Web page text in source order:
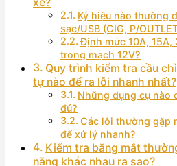
xe?
Ký hiệu nào thường
sạc/USB (CIG, P/
Định mức 10A, 15A,
trong mạch 12V?
Quy trình kiểm tra cầu
tự nào để ra lỗi nhanh nhất?
Những dụng cụ nào
đủ?
Các lỗi thường gặp
để xử lý nhanh?
Kiểm tra bằng mắt
năng khác nhau ra sao?